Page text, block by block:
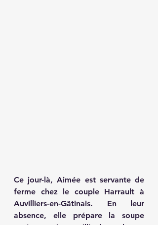
Ce jour-là, Aimée est servante de
ferme chez le couple Harrault à
Auvilliers-en-Gâtinais. En leur
absence, elle prépare la soupe